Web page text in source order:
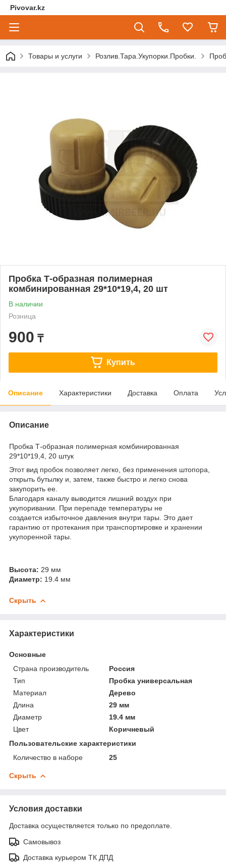
Pivovar.kz
Товары и услуги Розлив.Тара.Укупорки.Пробки.
Пробка Т-образная полимерная
комбинированная 29*10*19,4, 20 шт
В наличии
Розница
900 ₸
Купить
Описание Характеристики Доставка Оплата
Описание
Пробка Т-образная полимерная комбинированная
29*10*19,4, 20 штук
Этот вид пробок позволяет легко, без применения штопора,
открыть бутылку и, затем, также быстро и легко снова
закупорить ее.
Благодаря каналу выводится лишний воздух при
укупоривании. При перепаде температуры не
создается избыточное давления внутри тары. Это дает
гарантию от протекания при транспортировке и хранении
укупоренной тары.
Высота: 29 мм
Диаметр: 19.4 мм
Скрыть
Характеристики
Основные
Страна производитель
Россия
Тип
Пробка универсальная
Материал
Дерево
Длина
29 мм
Диаметр
19.4 мм
Цвет
Коричневый
Пользовательские характеристики
Количество в наборе
25
Скрыть
Условия доставки
Доставка осуществляется только по предоплате.
Самовывоз
Доставка курьером ТК ДПД